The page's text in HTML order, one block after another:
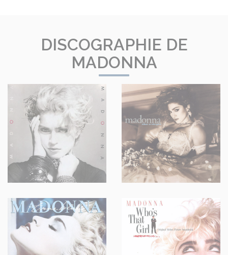
DISCOGRAPHIE DE
MADONNA